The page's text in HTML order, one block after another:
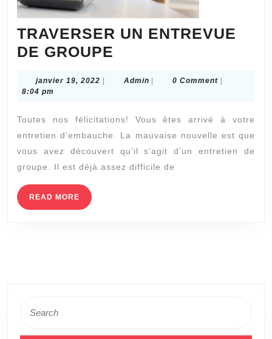
TRAVERSER UN ENTREVUE
DE GROUPE
ENTREVUE
GROUPE
janvier 19, 2022 janvier
| AdminAdmin
| 0 Comment |
8:04 pm
Toutes nos félicitations! Vous êtes arrivé à votre
entretien d’embauche. La mauvaise nouvelle est que
vous avez découvert qu’il s’agit d’un entretien de
groupe. Il est déjà assez difficile de
READ MORE READ
MORE
for: